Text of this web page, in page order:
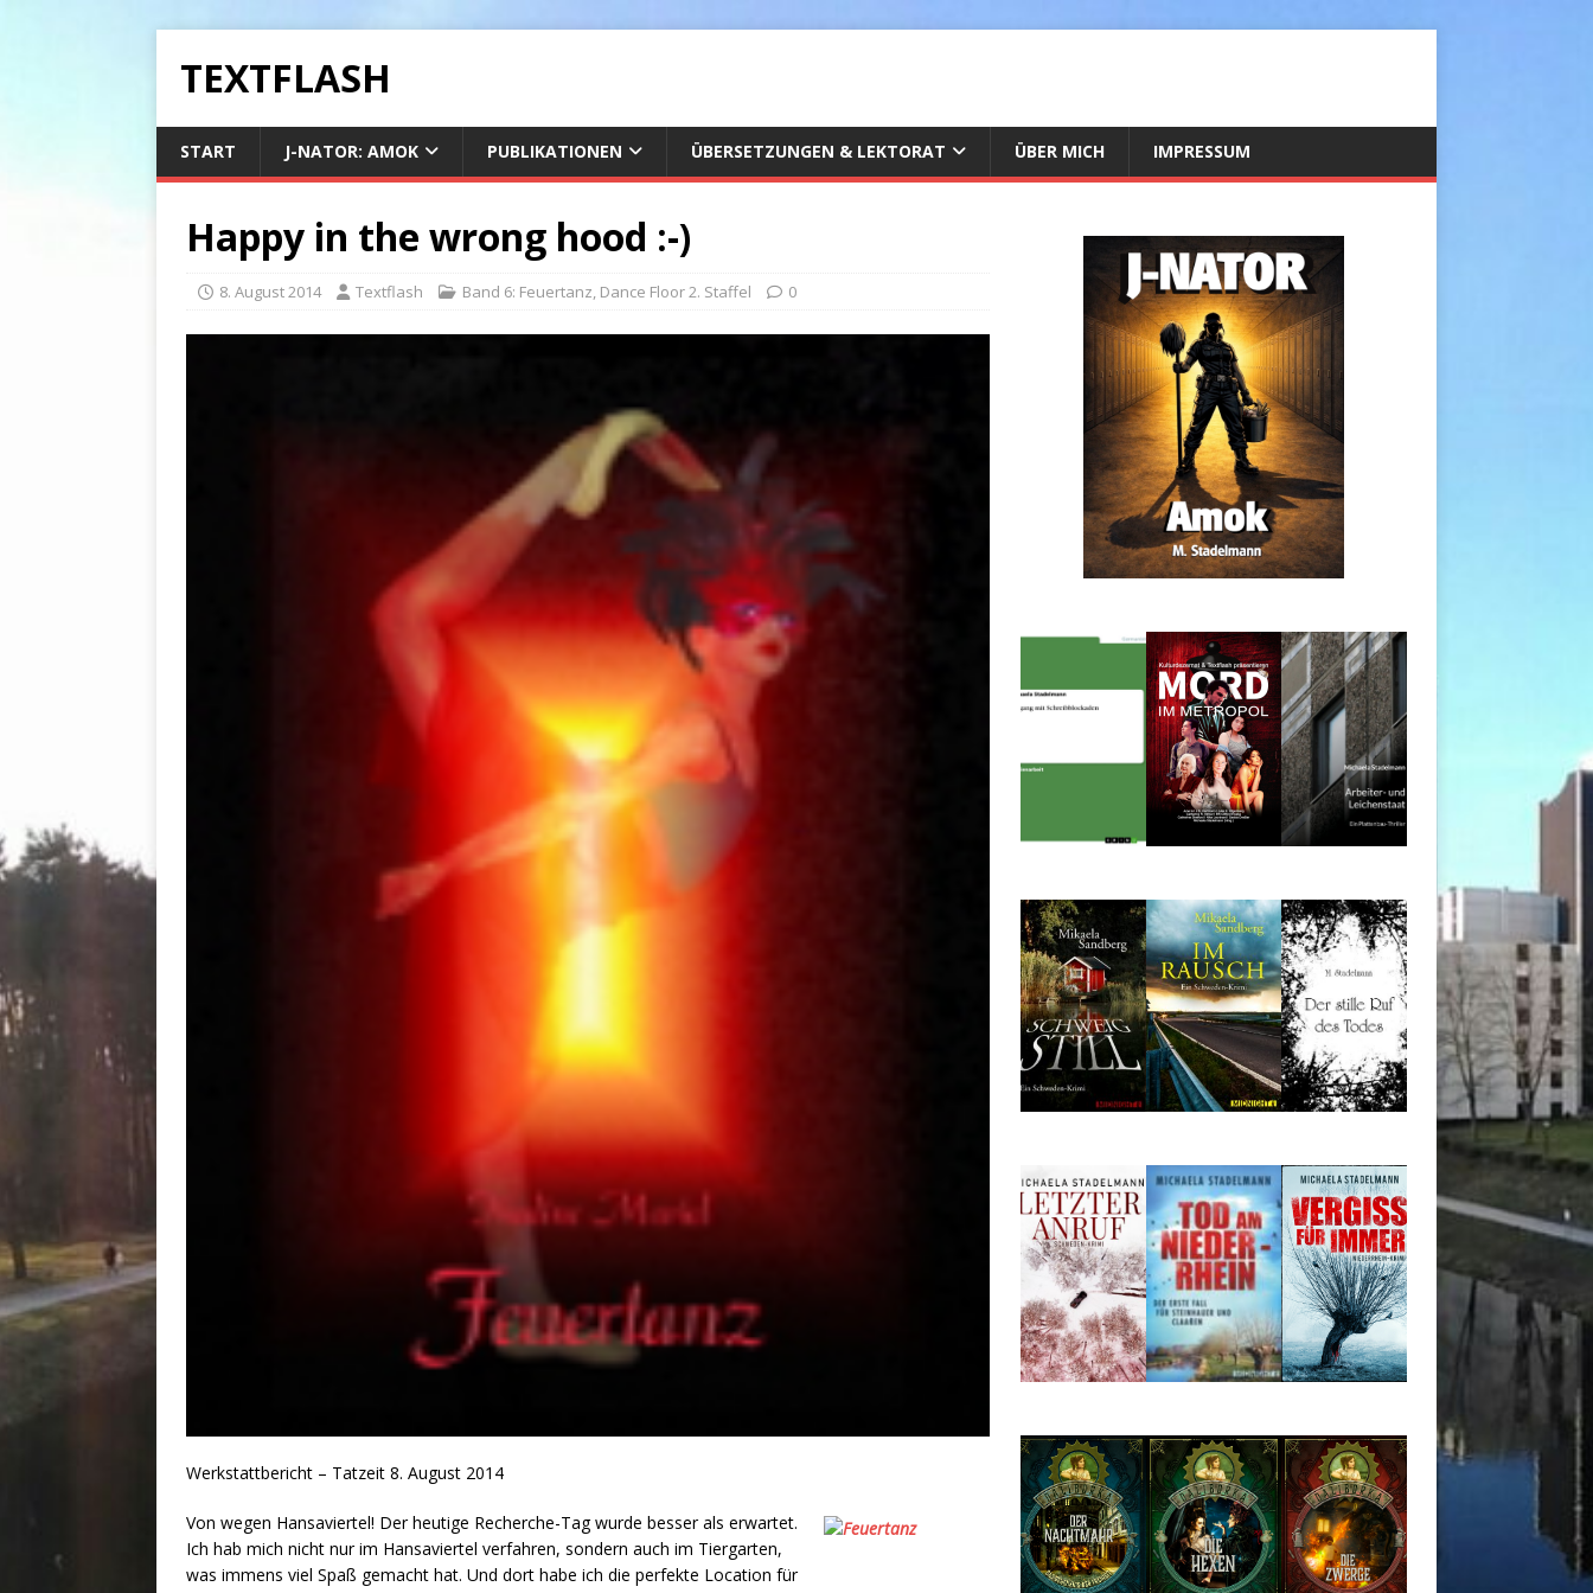
TEXTFLASH
START J-NATOR: AMOK PUBLIKATIONEN ÜBERSETZUNGEN & LEKTORAT ÜBER MICH IMPRESSUM
Happy in the wrong hood :-)
8. August 2014 Textflash Band 6: Feuertanz, Dance Floor 2. Staffel 0
Werkstattbericht – Tatzeit 8. August 2014
Von wegen Hansaviertel! Der heutige Recherche-Tag wurde besser als erwartet.
Ich hab mich nicht nur im Hansaviertel verfahren, sondern auch im Tiergarten,
was immens viel Spaß gemacht hat. Und dort habe ich die perfekte Location für